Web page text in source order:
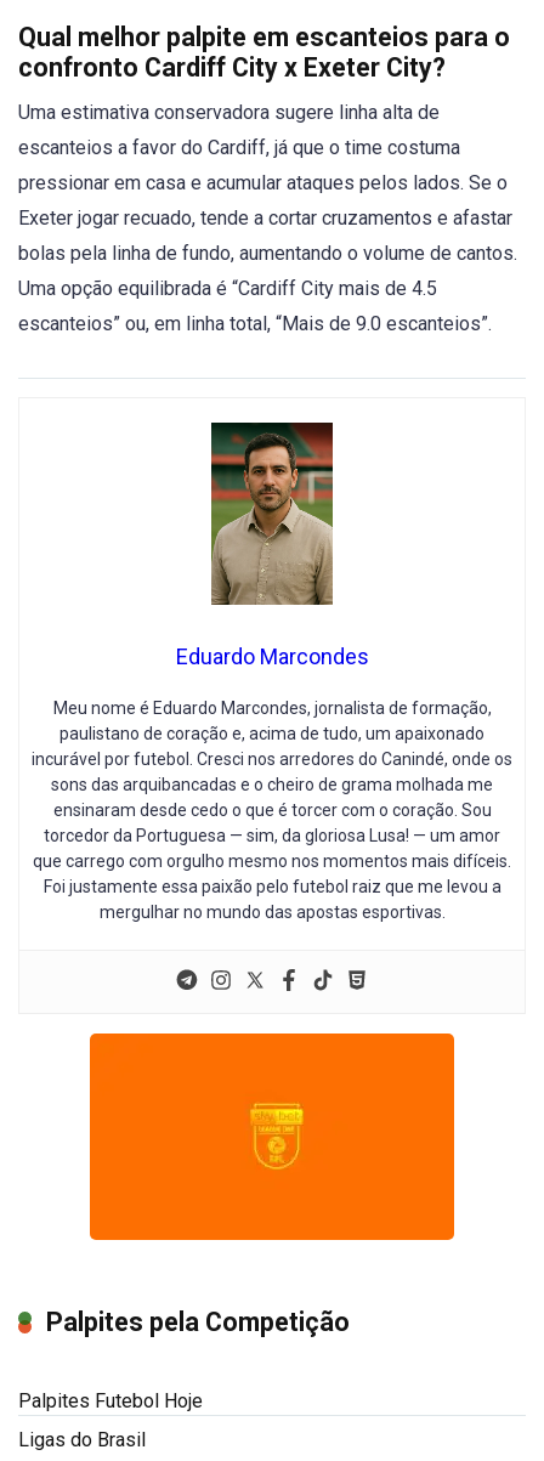
Qual melhor palpite em escanteios para o
confronto Cardiff City x Exeter City?
Uma estimativa conservadora sugere linha alta de
escanteios a favor do Cardiff, já que o time costuma
pressionar em casa e acumular ataques pelos lados. Se o
Exeter jogar recuado, tende a cortar cruzamentos e afastar
bolas pela linha de fundo, aumentando o volume de cantos.
Uma opção equilibrada é “Cardiff City mais de 4.5
escanteios” ou, em linha total, “Mais de 9.0 escanteios”.
Eduardo Marcondes
Meu nome é Eduardo Marcondes, jornalista de formação,
paulistano de coração e, acima de tudo, um apaixonado
incurável por futebol. Cresci nos arredores do Canindé, onde os
sons das arquibancadas e o cheiro de grama molhada me
ensinaram desde cedo o que é torcer com o coração. Sou
torcedor da Portuguesa — sim, da gloriosa Lusa! — um amor
que carrego com orgulho mesmo nos momentos mais difíceis.
Foi justamente essa paixão pelo futebol raiz que me levou a
mergulhar no mundo das apostas esportivas.
Palpites pela Competição
Palpites Futebol Hoje
Ligas do Brasil